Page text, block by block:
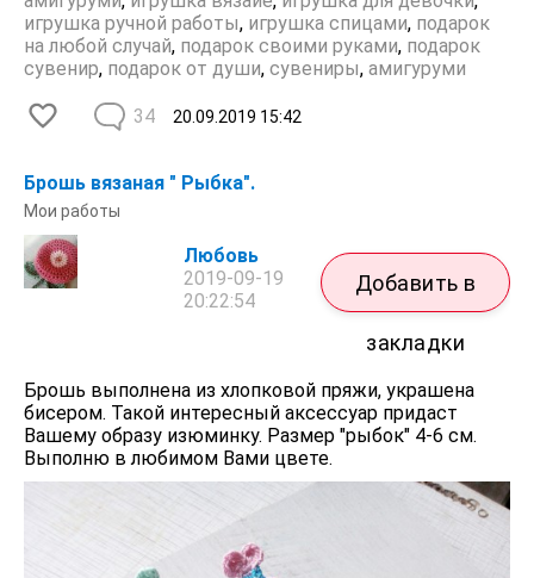
игрушка ручной работы, игрушка спицами, подарок
на любой случай, подарок своими руками, подарок
сувенир, подарок от души, сувениры, амигуруми
20.09.2019 15:42
34
Брошь вязаная " Рыбка".
Мои работы
Любовь
2019-09-19
20:22:54
Добавить в
закладки
Брошь выполнена из хлопковой пряжи, украшена
бисером. Такой интересный аксессуар придаст
Вашему образу изюминку. Размер "рыбок" 4-6 см.
Выполню в любимом Вами цвете.